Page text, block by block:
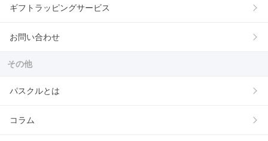
ギフトラッピングサービス
お問い合わせ
その他
パスクルとは
コラム